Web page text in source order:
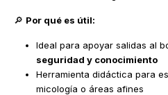
🔎 Por qué es útil:
Ideal para apoyar salidas al
seguridad y conocimiento
Herramienta didáctica para
micología o áreas afines